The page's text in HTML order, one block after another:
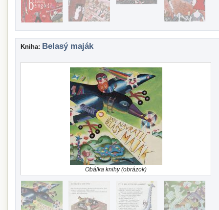
Kniha: Belasý maják
Obálka knihy (obrázok)